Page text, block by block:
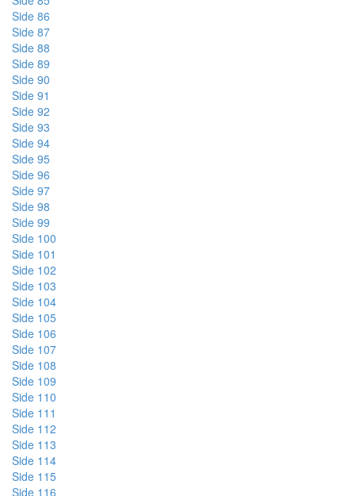
Side 86
Side 87
Side 88
Side 89
Side 90
Side 91
Side 92
Side 93
Side 94
Side 95
Side 96
Side 97
Side 98
Side 99
Side 100
Side 101
Side 102
Side 103
Side 104
Side 105
Side 106
Side 107
Side 108
Side 109
Side 110
Side 111
Side 112
Side 113
Side 114
Side 115
Side 116